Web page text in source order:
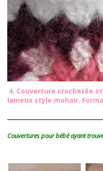
4. Couverture crochetée
laineux style mohair.
Couvertures pour bébé ayant